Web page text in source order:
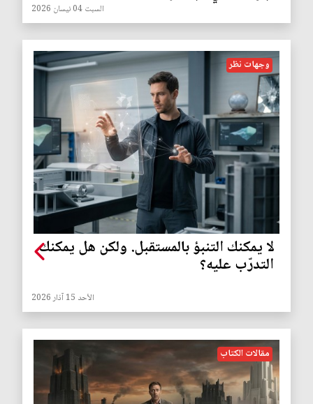
السبت 04 نيسان 2026
وجهات نظر
لا يمكنك التنبؤ بالمستقبل. ولكن هل يمكنك
التدرّب عليه؟
الأحد 15 آذار 2026
مقالات الكتاب